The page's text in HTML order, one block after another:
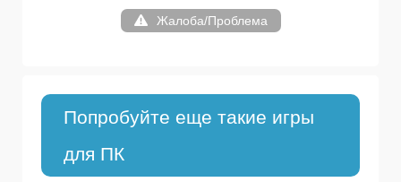
Жалоба/Проблема
Попробуйте еще такие игры
для ПК